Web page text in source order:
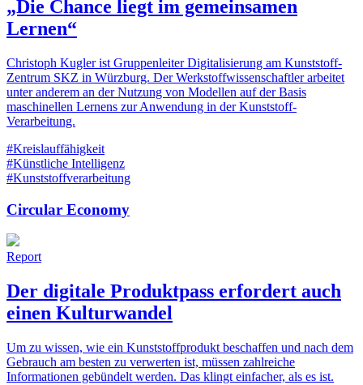
„Die Chance liegt im gemeinsamen
Lernen“
Christoph Kugler ist Gruppenleiter Digitalisierung am Kunststoff-
Zentrum SKZ in Würzburg. Der Werkstoffwissenschaftler arbeitet
unter anderem an der Nutzung von Modellen auf der Basis
maschinellen Lernens zur Anwendung in der Kunststoff-
Verarbeitung.
#Kreislauffähigkeit
#Künstliche Intelligenz
#Kunststoffverarbeitung
Circular Economy
Report
Der digitale Produktpass erfordert auch
einen Kulturwandel
Um zu wissen, wie ein Kunststoffprodukt beschaffen und nach dem
Gebrauch am besten zu verwerten ist, müssen zahlreiche
Informationen gebündelt werden. Das klingt einfacher, als es ist.